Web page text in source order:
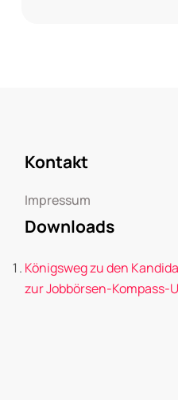
Kontakt
Impressum
Downloads
Königsweg zu den
zur Jobbörsen-Kompass-